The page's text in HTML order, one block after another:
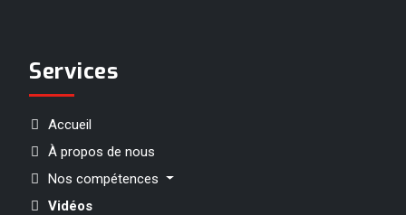
Services
Accueil
À propos de nous
Nos compétences
Vidéos